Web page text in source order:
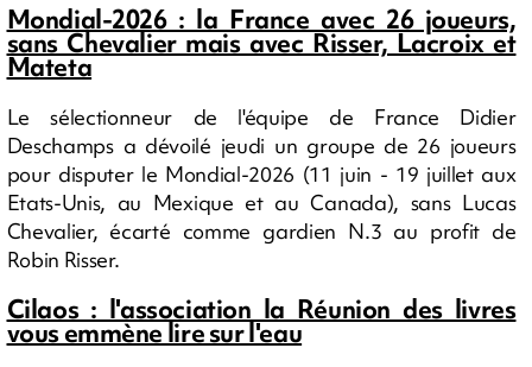
Mondial-2026 : la France avec 26 joueurs,
sans Chevalier mais avec Risser, Lacroix et
Mateta
Le sélectionneur de l'équipe de France Didier
Deschamps a dévoilé jeudi un groupe de 26 joueurs
pour disputer le Mondial-2026 (11 juin - 19 juillet aux
Etats-Unis, au Mexique et au Canada), sans Lucas
Chevalier, écarté comme gardien N.3 au profit de
Robin Risser.
Cilaos : l'association la Réunion des livres
vous emmène lire sur l'eau